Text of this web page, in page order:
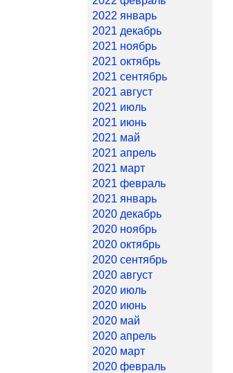
2022 январь
2021 декабрь
2021 ноябрь
2021 октябрь
2021 сентябрь
2021 август
2021 июль
2021 июнь
2021 май
2021 апрель
2021 март
2021 февраль
2021 январь
2020 декабрь
2020 ноябрь
2020 октябрь
2020 сентябрь
2020 август
2020 июль
2020 июнь
2020 май
2020 апрель
2020 март
2020 февраль